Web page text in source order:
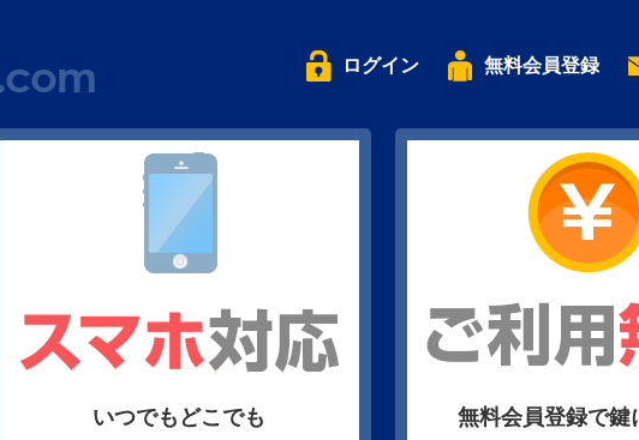
ログイン 無料会員登録
いつでもどこでも
無料会員登録で鍵